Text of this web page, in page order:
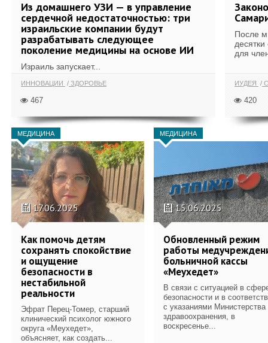
Из домашнего УЗИ — в управление
сердечной недостаточностью: три
израильские компании будут
разрабатывать следующее
поколение медицины на основе ИИ
Израиль запускает...
ИННОВАЦИИ ЗДОРОВЬЕ
467
После
для
ИУДЕЯ
420
МЕДИЦИНА
17.06.2025
Как помочь детям
сохранять спокойствие
и ощущение
безопасности в
нестабильной
реальности
Эфрат Перец-Томер, старший
клинический психолог южного
округа «Меухедет»,
объясняет, как создать...
МЕДИЦИНА
15.06.2025
Обновленный режим
работы
больничной кассы
«Меухедет»
В связи с ситуацией в
безопасности и в
с указаниями Министерства
здравоохранения, в
воскресенье...